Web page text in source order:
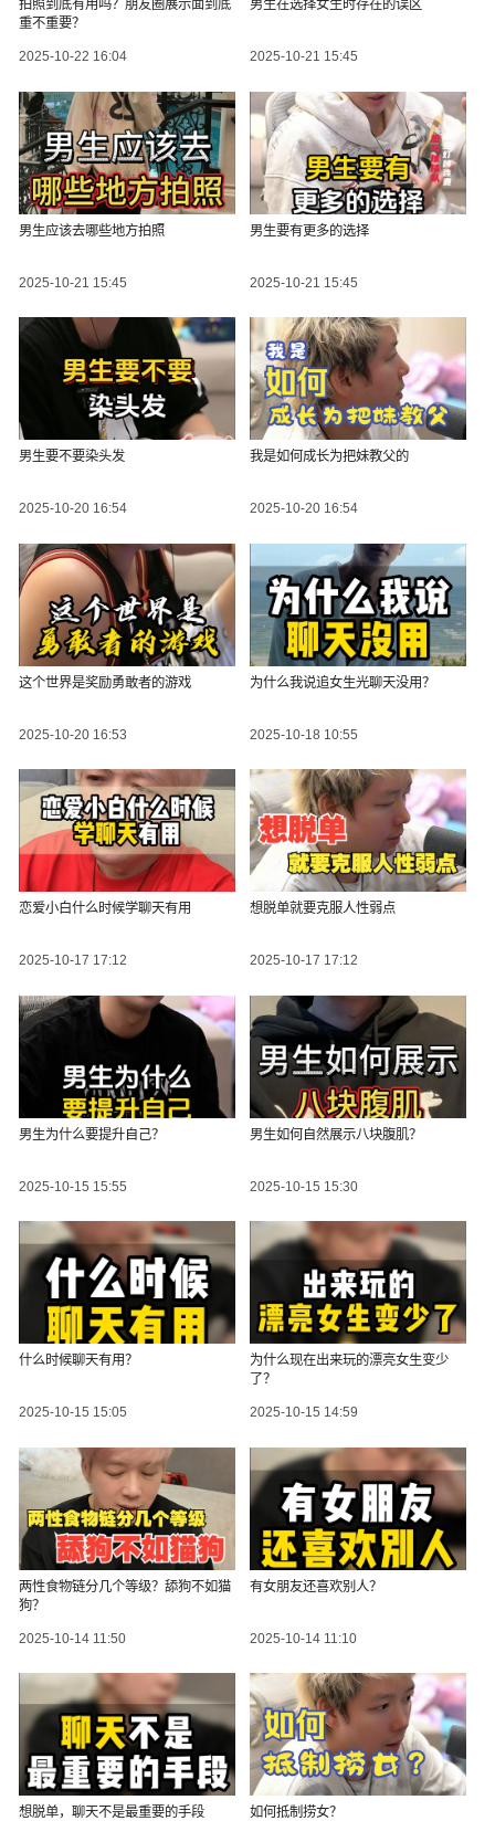
拍照到底有用吗？朋友圈展示面到底
重不重要？
2025-10-22 16:04
男生在选择女生时存在的误区
2025-10-21 15:45
男生应该去哪些地方拍照
2025-10-21 15:45
男生要有更多的选择
2025-10-21 15:45
男生要不要染头发
2025-10-20 16:54
我是如何成长为把妹教父的
2025-10-20 16:54
这个世界是奖励勇敢者的游戏
2025-10-20 16:53
为什么我说追女生光聊天没用？
2025-10-18 10:55
恋爱小白什么时候学聊天有用
2025-10-17 17:12
想脱单就要克服人性弱点
2025-10-17 17:12
男生为什么要提升自己？
2025-10-15 15:55
男生如何自然展示八块腹肌？
2025-10-15 15:30
什么时候聊天有用？
2025-10-15 15:05
为什么现在出来玩的漂亮女生变少
了？
2025-10-15 14:59
两性食物链分几个等级？舔狗不如猫
狗？
2025-10-14 11:50
有女朋友还喜欢别人？
2025-10-14 11:10
想脱单，聊天不是最重要的手段 如何抵制捞女？